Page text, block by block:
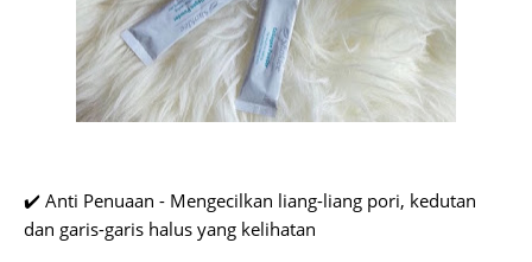
✔️ Anti Penuaan - Mengecilkan liang-liang pori, kedutan
dan garis-garis halus yang kelihatan